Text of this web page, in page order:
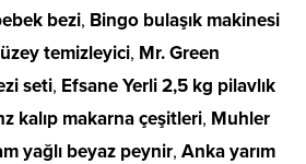
bezi, Bingo bulaşık makinesi
temizleyici, Mr. Green
seti, Efsane Yerli 2,5 kg pilavlık
kalıp makarna çeşitleri, Muhler
yağlı beyaz peynir, Anka yarım